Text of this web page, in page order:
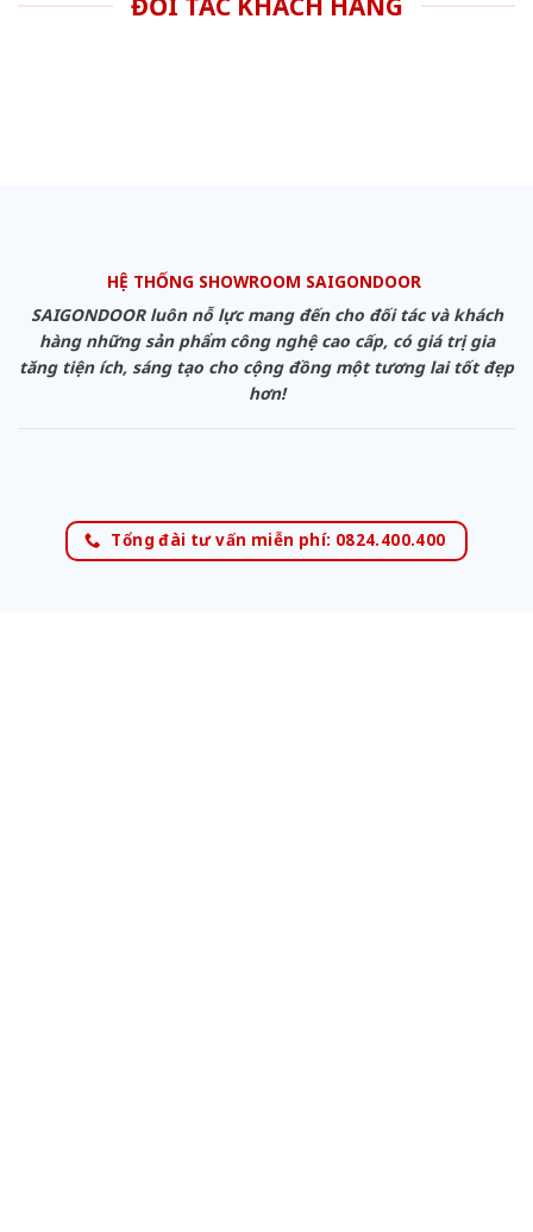
HỆ THỐNG SHOWROOM SAIGONDOOR
SAIGONDOOR luôn nỗ lực mang đến cho đối tác và khách
hàng những sản phẩm công nghệ cao cấp, có giá trị gia
tăng tiện ích, sáng tạo cho cộng đồng một tương lai tốt đẹp
hơn!
Tổng đài tư vấn miễn phí: 0824.400.400